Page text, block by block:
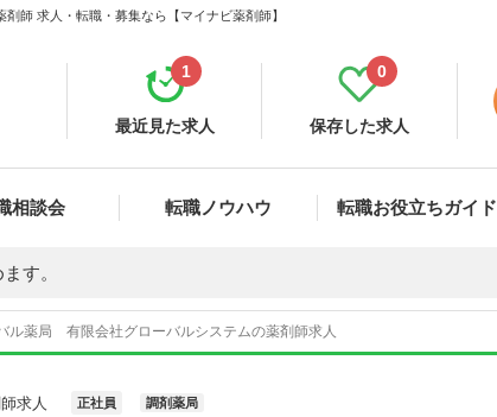
師 求人・転職・募集なら【マイナビ薬剤師】
最近見た求人
1
保存した求人
0
相談会 転職ノウハウ 転職お役立ちガイド
す。
ル薬局 有限会社グローバルシステムの薬剤師求人
求人 正社員 調剤薬局